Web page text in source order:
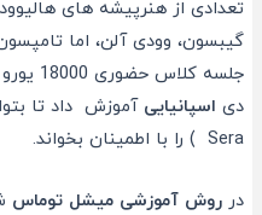
تعدادی از هنرپیشه های
گیبسون، وودی آلن، اما
جلسه
دی اسپانیاییآموزش داد تا
Sera
) را با اطمینان بخواند.
در روش آموزشی میشل توماس